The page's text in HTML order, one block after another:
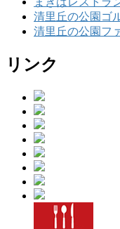
清里丘の公園ゴ
清里丘の公園フ
リンク